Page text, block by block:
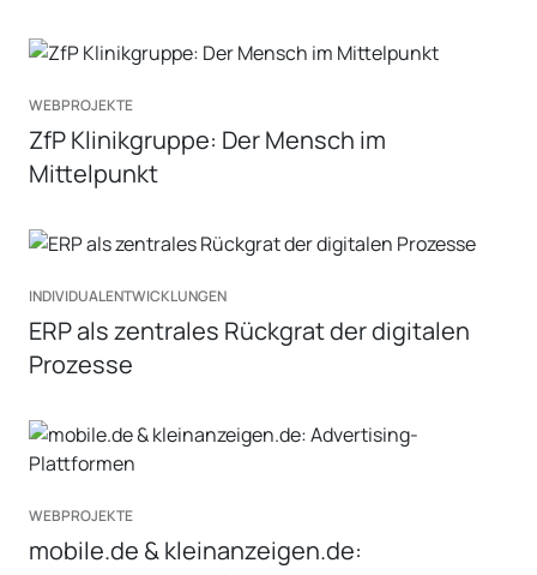
WEBPROJEKTE
ZfP Klinikgruppe: Der Mensch im
Mittelpunkt
INDIVIDUALENTWICKLUNGEN
ERP als zentrales Rückgrat der digitalen
Prozesse
WEBPROJEKTE
mobile.de & kleinanzeigen.de: